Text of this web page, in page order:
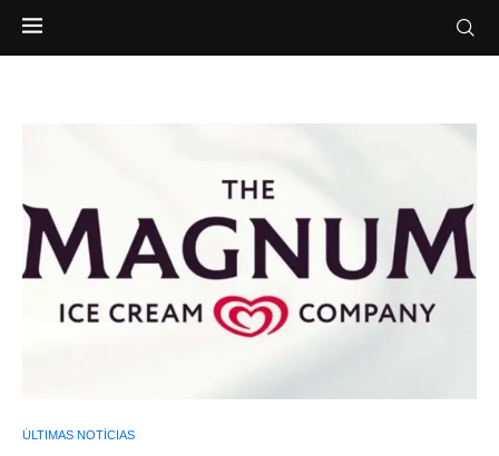
ÚLTIMAS NOTÍCIAS